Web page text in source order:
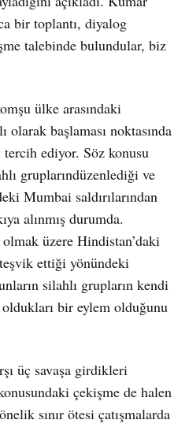
bir toplantı, diyalog
talebinde bulundular, biz
ülke arasındaki
olarak başlaması noktasında
ediyor. Söz konusu
gruplarındüzenlediği ve
Mumbai saldırılarından
alınmış durumda.
üzere Hindistan’daki
ettiği yönündeki
silahlı grupların kendi
bir eylem olduğunu
üç savaşa girdikleri
çekişme de halen
sınır ötesi çatışmalarda